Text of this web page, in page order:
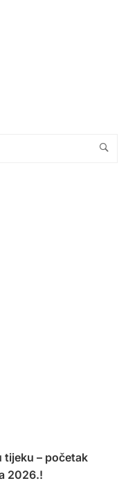
tijeku – početak
2026.!